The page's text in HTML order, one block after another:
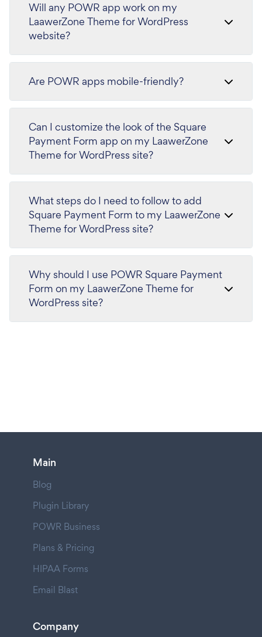
Will any POWR app work on my
LaawerZone Theme for WordPress
website?
Are POWR apps mobile-friendly?
Can I customize the look of the Square
Payment Form app on my LaawerZone
Theme for WordPress site?
What steps do I need to follow to add
Square Payment Form to my LaawerZone
Theme for WordPress site?
Why should I use POWR Square Payment
Form on my LaawerZone Theme for
WordPress site?
Main
Blog
Plugin Library
POWR Business
Plans & Pricing
HIPAA Forms
Email Blast
Company